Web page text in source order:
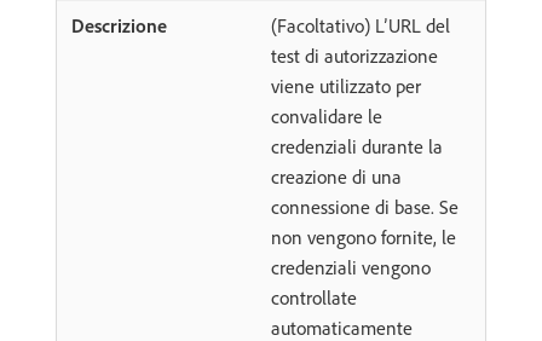
(Facoltativo) L’URL del
test di autorizzazione
viene utilizzato per
convalidare le
credenziali durante la
creazione di una
connessione di base. Se
non vengono fornite, le
credenziali vengono
controllate
automaticamente